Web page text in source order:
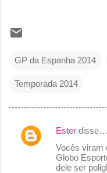
GP da Espanha 2014
Temporada 2014
C
Ester disse…
Vocês viram
Globo
dele ser